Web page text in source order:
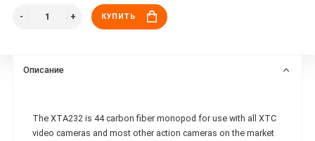
КУПИТЬ
Описание
The XTA232 is 44 carbon fiber monopod for use with all XTC
video cameras and most other action cameras on the market